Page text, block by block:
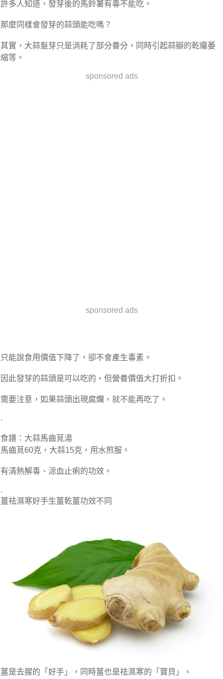
許多人知道，發芽後的馬鈴薯有毒不能吃。
那麼同樣會發芽的蒜頭能吃嗎？
其實，大蒜髮芽只是消耗了部分養分，同時引起蒜瓣的乾癟萎
縮等。
sponsored ads
sponsored ads
只能說食用價值下降了，卻不會產生毒素。
因此發芽的蒜頭是可以吃的，但營養價值大打折扣。
需要注意，如果蒜頭出現腐爛，就不能再吃了。
.
食譜：大蒜馬齒莧湯
馬齒莧60克，大蒜15克，用水煎服。
有清熱解毒、涼血止痢的功效。
.
薑祛濕寒好手生薑乾薑功效不同
薑是去腥的「好手」，同時薑也是祛濕寒的「寶貝」。